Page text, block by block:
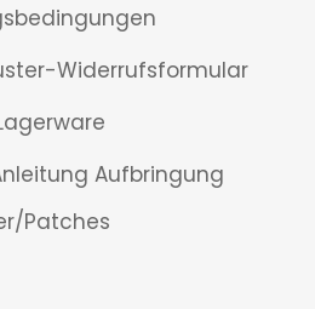
Widerrufsformular
Aufbringung
Patches